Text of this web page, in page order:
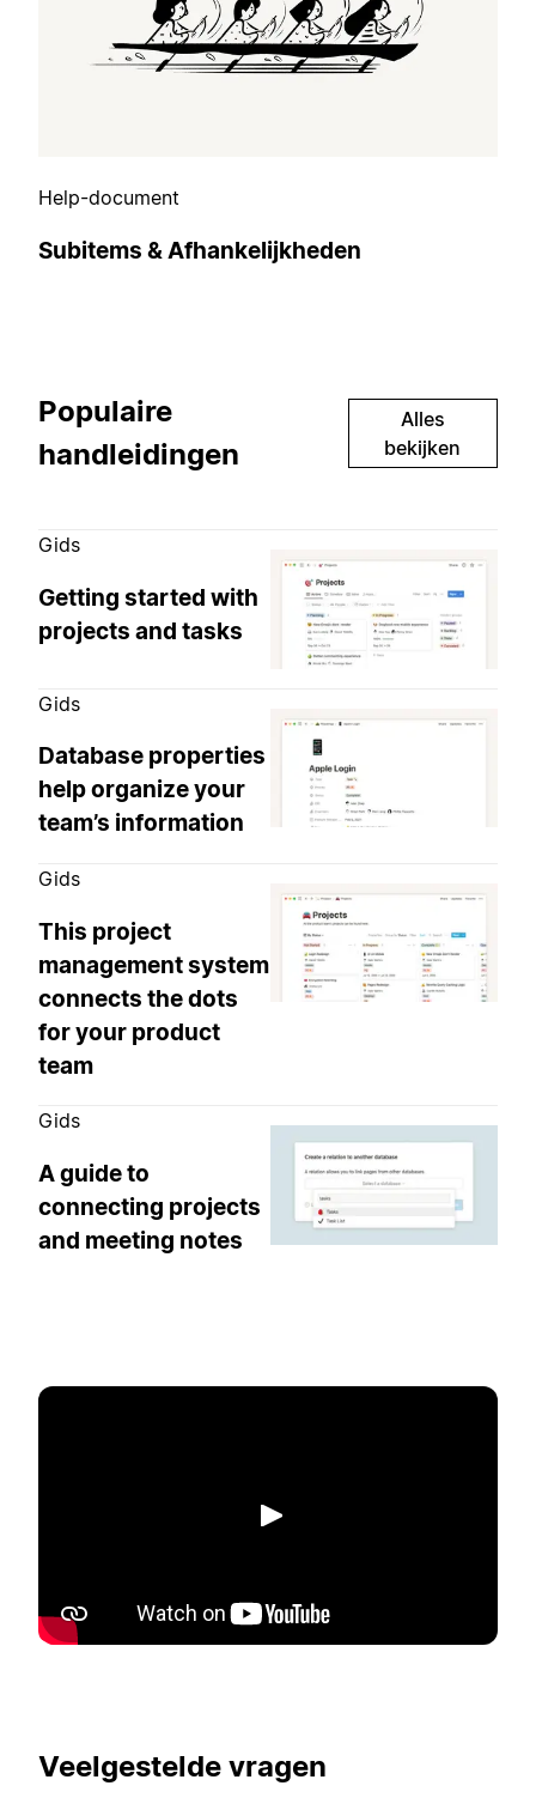
Help-document
Subitems & Afhankelijkheden
Populaire
handleidingen
Alles
bekijken
Gids
Getting started with
projects and tasks
Gids
Database properties
help organize your
team’s information
Gids
This project
management system
connects the dots
for your product
team
Gids
A guide to
connecting projects
and meeting notes
Afspelen
Veelgestelde vragen